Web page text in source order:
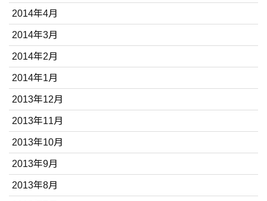
2014年4月
2014年3月
2014年2月
2014年1月
2013年12月
2013年11月
2013年10月
2013年9月
2013年8月